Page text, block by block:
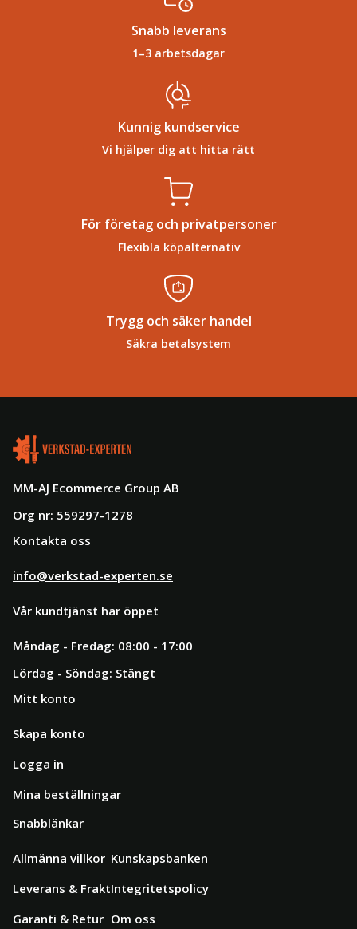
Snabb leverans
1–3 arbetsdagar
Kunnig kundservice
Vi hjälper dig att hitta rätt
För företag och privatpersoner
Flexibla köpalternativ
Trygg och säker handel
Säkra betalsystem
MM-AJ Ecommerce Group AB
Org nr: 559297-1278
Kontakta oss
info@verkstad-experten.se
Vår kundtjänst har öppet
Måndag - Fredag: 08:00 - 17:00
Lördag - Söndag: Stängt
Mitt konto
Skapa konto
Logga in
Mina beställningar
Snabblänkar
Allmänna villkor
Leverans & Frakt
Garanti & Retur
Kunskapsbanken
Integritetspolicy
Om oss